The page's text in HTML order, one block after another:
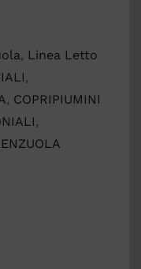
, Linea Letto
,
, COPRIPIUMINI
,